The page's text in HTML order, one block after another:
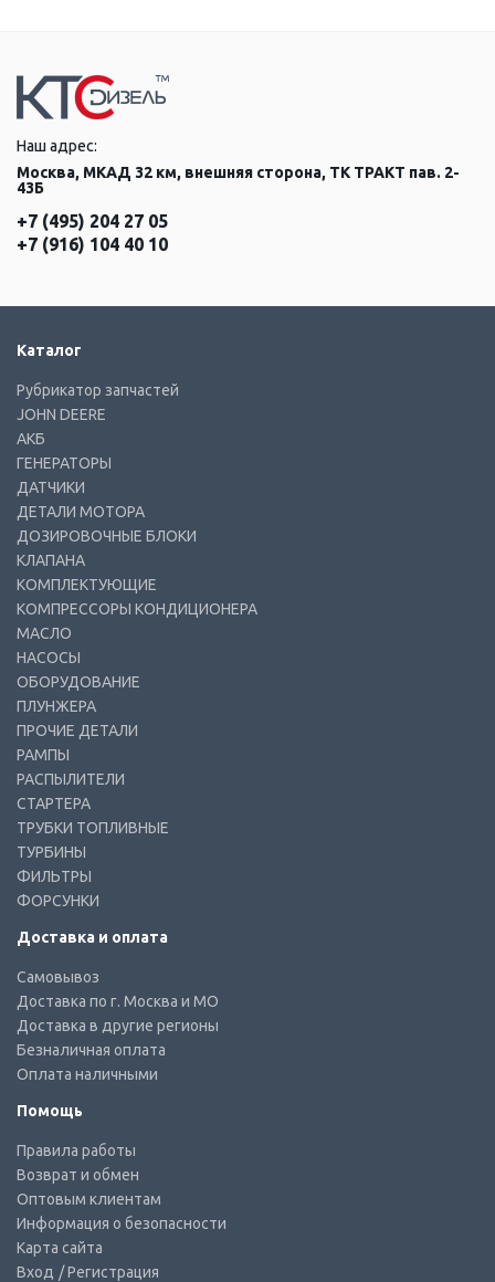
Наш адрес:
Москва, МКАД 32 км, внешняя сторона, ТК ТРАКТ пав. 2-
43Б
+7 (495) 204 27 05
+7 (916) 104 40 10
Каталог
Рубрикатор запчастей
JOHN DEERE
АКБ
ГЕНЕРАТОРЫ
ДАТЧИКИ
ДЕТАЛИ МОТОРА
ДОЗИРОВОЧНЫЕ БЛОКИ
КЛАПАНА
КОМПЛЕКТУЮЩИЕ
КОМПРЕССОРЫ КОНДИЦИОНЕРА
МАСЛО
НАСОСЫ
ОБОРУДОВАНИЕ
ПЛУНЖЕРА
ПРОЧИЕ ДЕТАЛИ
РАМПЫ
РАСПЫЛИТЕЛИ
СТАРТЕРА
ТРУБКИ ТОПЛИВНЫЕ
ТУРБИНЫ
ФИЛЬТРЫ
ФОРСУНКИ
Доставка и оплата
Самовывоз
Доставка по г. Москва и МО
Доставка в другие регионы
Безналичная оплата
Оплата наличными
Помощь
Правила работы
Возврат и обмен
Оптовым клиентам
Информация о безопасности
Карта сайта
Вход / Регистрация